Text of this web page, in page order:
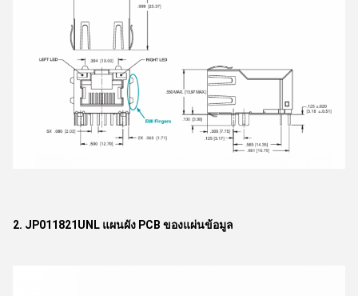
2. JP011821UNL แผนผัง PCB ของแผ่นข้อมูล